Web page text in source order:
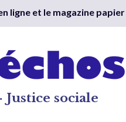
ligne et le magazine papier
sociale